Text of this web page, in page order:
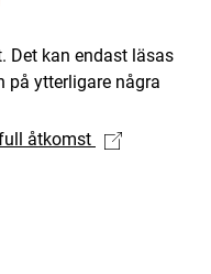
Det kan endast läsas
på ytterligare några
åtkomst